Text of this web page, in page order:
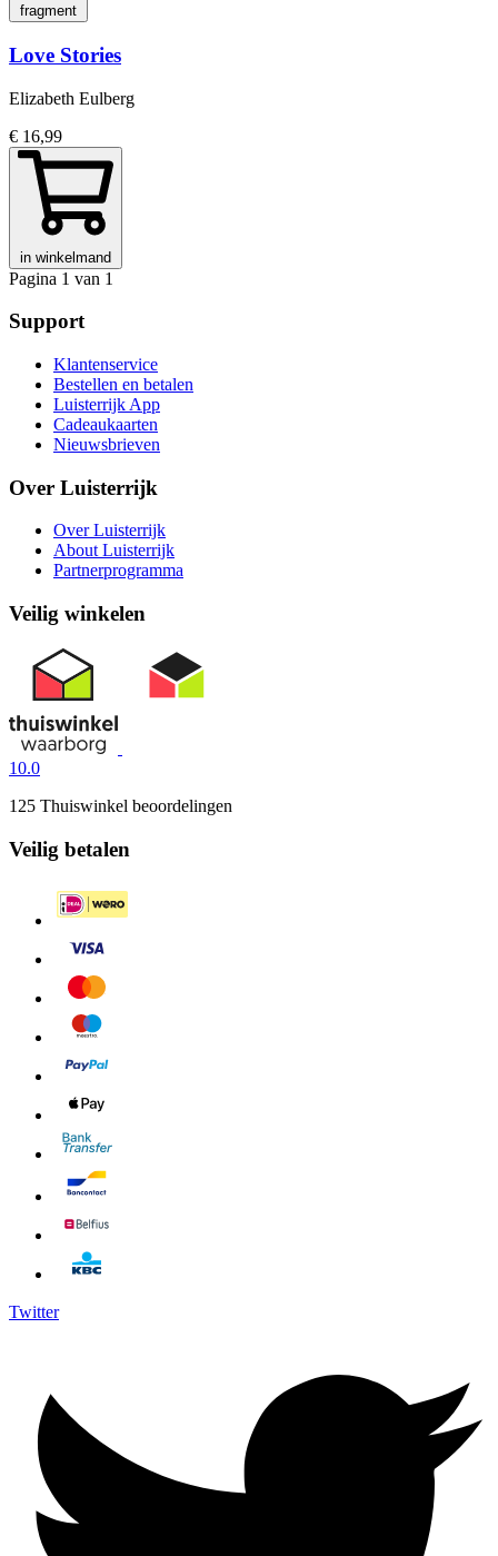
fragment
Love Stories
Elizabeth Eulberg
€ 16,99
in winkelmand
Pagina 1 van 1
Support
Klantenservice
Bestellen en betalen
Luisterrijk App
Cadeaukaarten
Nieuwsbrieven
Over Luisterrijk
Over Luisterrijk
About Luisterrijk
Partnerprogramma
Veilig winkelen
10.0
125 Thuiswinkel beoordelingen
Veilig betalen
Twitter